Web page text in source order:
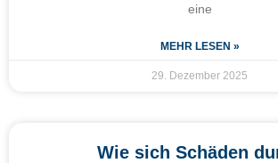
eine
MEHR LESEN »
29. Dezember 2025
Wie sich Schäden